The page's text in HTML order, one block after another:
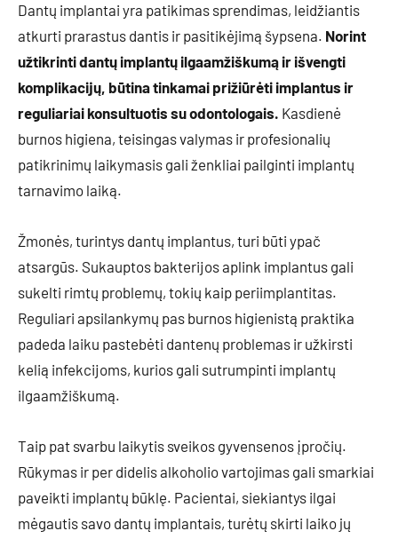
Dantų implantai yra patikimas sprendimas, leidžiantis
atkurti prarastus dantis ir pasitikėjimą šypsena. Norint
užtikrinti dantų implantų ilgaamžiškumą ir išvengti
komplikacijų, būtina tinkamai prižiūrėti implantus ir
reguliariai konsultuotis su odontologais. Kasdienė
burnos higiena, teisingas valymas ir profesionalių
patikrinimų laikymasis gali ženkliai pailginti implantų
tarnavimo laiką.
Žmonės, turintys dantų implantus, turi būti ypač
atsargūs. Sukauptos bakterijos aplink implantus gali
sukelti rimtų problemų, tokių kaip periimplantitas.
Reguliari apsilankymų pas burnos higienistą praktika
padeda laiku pastebėti dantenų problemas ir užkirsti
kelią infekcijoms, kurios gali sutrumpinti implantų
ilgaamžiškumą.
Taip pat svarbu laikytis sveikos gyvensenos įpročių.
Rūkymas ir per didelis alkoholio vartojimas gali smarkiai
paveikti implantų būklę. Pacientai, siekiantys ilgai
mėgautis savo dantų implantais, turėtų skirti laiko jų